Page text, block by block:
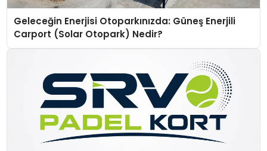
Geleceğin Enerjisi Otoparkınızda: Güneş Enerjili
Carport (Solar Otopark) Nedir?